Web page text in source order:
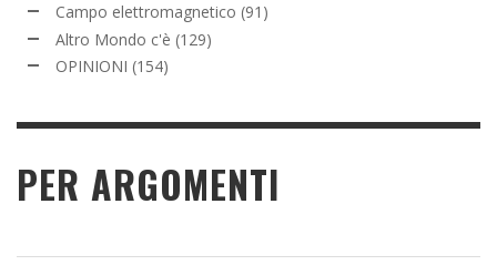
Campo elettromagnetico (91)
Altro Mondo c'è (129)
OPINIONI (154)
PER ARGOMENTI